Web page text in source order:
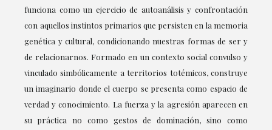
funciona como un ejercicio de autoanálisis y confrontación
con aquellos instintos primarios que persisten en la memoria
genética y cultural, condicionando nuestras formas de ser y
de relacionarnos. Formado en un contexto social convulso y
vinculado simbólicamente a territorios totémicos, construye
un imaginario donde el cuerpo se presenta como espacio de
verdad y conocimiento. La fuerza y la agresión aparecen en
su práctica no como gestos de dominación, sino como